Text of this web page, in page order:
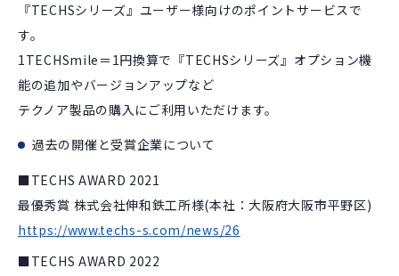
『TECHSシリーズ』ユーザー様向けのポイントサービスで
す。
1TECHSmile＝1円換算で『TECHSシリーズ』オプション機
能の追加やバージョンアップなど
テクノア製品の購入にご利用いただけます。
過去の開催と受賞企業について
■TECHS AWARD 2021
最優秀賞 株式会社伸和鉄工所様(本社：大阪府大阪市平野区)
https://www.techs-s.com/news/26
■TECHS AWARD 2022